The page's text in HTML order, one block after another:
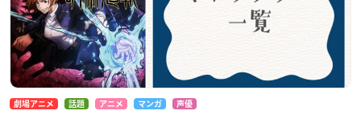
劇場アニメ 話題 アニメ マンガ 声優